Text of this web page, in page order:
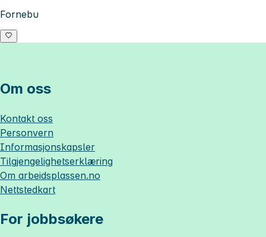
Fornebu
Om oss
Kontakt oss
Personvern
Informasjonskapsler
Tilgjengelighetserklæring
Om arbeidsplassen.no
Nettstedkart
For jobbsøkere